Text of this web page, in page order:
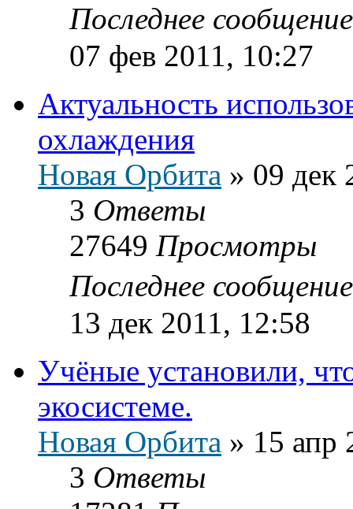
Последнее
07 фев 2011, 10:27
Актуальность
охлаждения
Новая Орбита » 09 дек
3 Ответы
27649 Просмотры
Последнее
13 дек 2011, 12:58
Учёные установили,
экосистеме.
Новая Орбита » 15 апр
3 Ответы